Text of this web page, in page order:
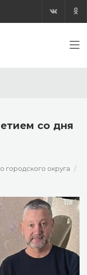
со дня
городского округа